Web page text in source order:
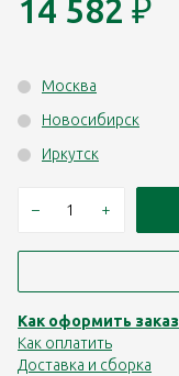
14 582 ₽
Москва
Новосибирск
Иркутск
– +
Как оформить заказ
Как оплатить
Доставка и сборка